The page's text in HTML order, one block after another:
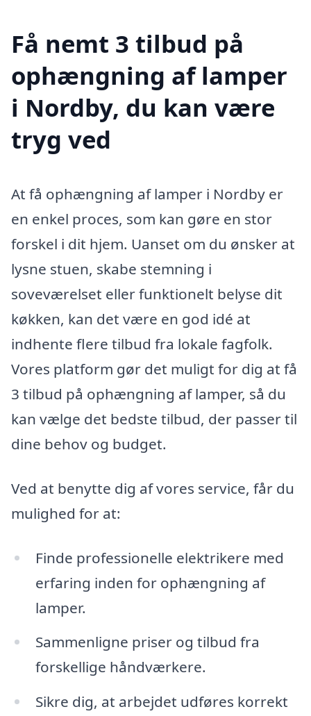
Få nemt 3 tilbud på
ophængning af lamper
i Nordby, du kan være
tryg ved
At få ophængning af lamper i Nordby er
en enkel proces, som kan gøre en stor
forskel i dit hjem. Uanset om du ønsker at
lysne stuen, skabe stemning i
soveværelset eller funktionelt belyse dit
køkken, kan det være en god idé at
indhente flere tilbud fra lokale fagfolk.
Vores platform gør det muligt for dig at få
3 tilbud på ophængning af lamper, så du
kan vælge det bedste tilbud, der passer til
dine behov og budget.
Ved at benytte dig af vores service, får du
mulighed for at:
Finde professionelle elektrikere med
erfaring inden for ophængning af
lamper.
Sammenligne priser og tilbud fra
forskellige håndværkere.
Sikre dig, at arbejdet udføres korrekt